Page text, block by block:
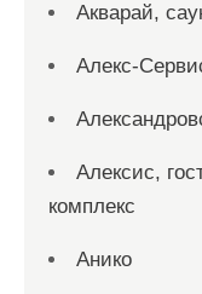
Акварай,
Алекс-
Алексис,
комплекс
Анико